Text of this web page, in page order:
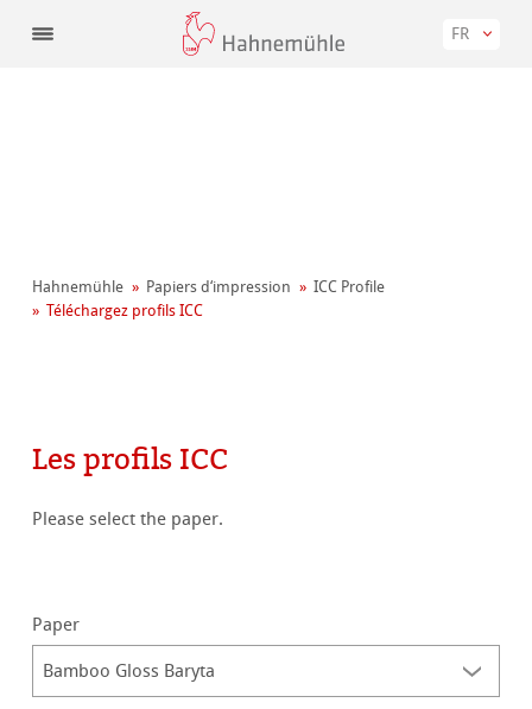
FR
Hahnemühle Papiers d‘impression
ICC Profile
Téléchargez profils ICC
Les profils ICC
Please select the paper.
Paper